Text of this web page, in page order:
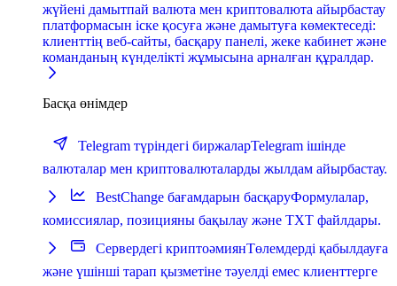
жүйені дамытпай валюта мен криптовалюта айырбастау
платформасын іске қосуға және дамытуға көмектеседі:
клиенттің веб-сайты, басқару панелі, жеке кабинет және
команданың күнделікті жұмысына арналған құралдар.
Басқа өнімдер
Telegram түріндегі биржаларTelegram ішінде
валюталар мен криптовалюталарды жылдам айырбастау.
BestChange бағамдарын басқаруФормулалар,
комиссиялар, позицияны бақылау және TXT файлдары.
Сервердегі криптоәмиянТөлемдерді қабылдауға
және үшінші тарап қызметіне тәуелді емес клиенттерге